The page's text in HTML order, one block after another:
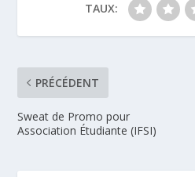
TAUX:
PRÉCÉDENT
Sweat de Promo pour
Association Étudiante (IFSI)